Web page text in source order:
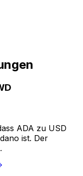
ADA zu USD
ist. Der